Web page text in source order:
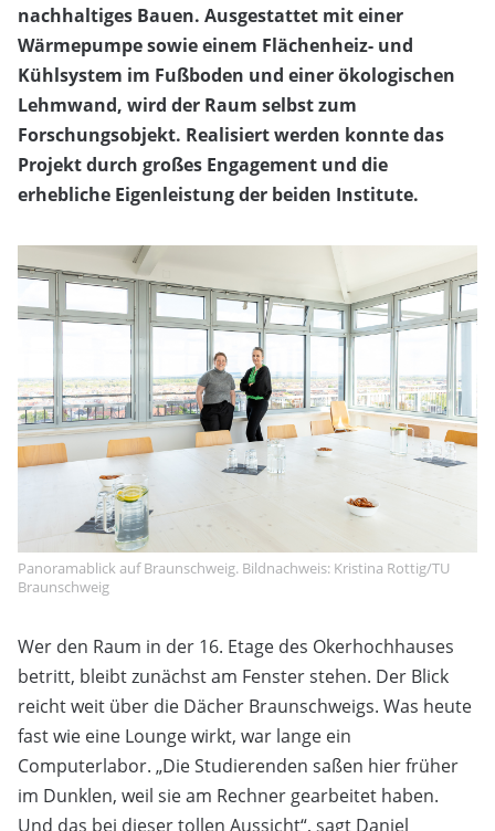
nachhaltiges Bauen. Ausgestattet mit einer
Wärmepumpe sowie einem Flächenheiz- und
Kühlsystem im Fußboden und einer ökologischen
Lehmwand, wird der Raum selbst zum
Forschungsobjekt. Realisiert werden konnte das
Projekt durch großes Engagement und die
erhebliche Eigenleistung der beiden Institute.
Panoramablick auf Braunschweig. Bildnachweis: Kristina Rottig/TU
Braunschweig
Wer den Raum in der 16. Etage des Okerhochhauses
betritt, bleibt zunächst am Fenster stehen. Der Blick
reicht weit über die Dächer Braunschweigs. Was heute
fast wie eine Lounge wirkt, war lange ein
Computerlabor. „Die Studierenden saßen hier früher
im Dunklen, weil sie am Rechner gearbeitet haben.
Und das bei dieser tollen Aussicht“, sagt Daniel